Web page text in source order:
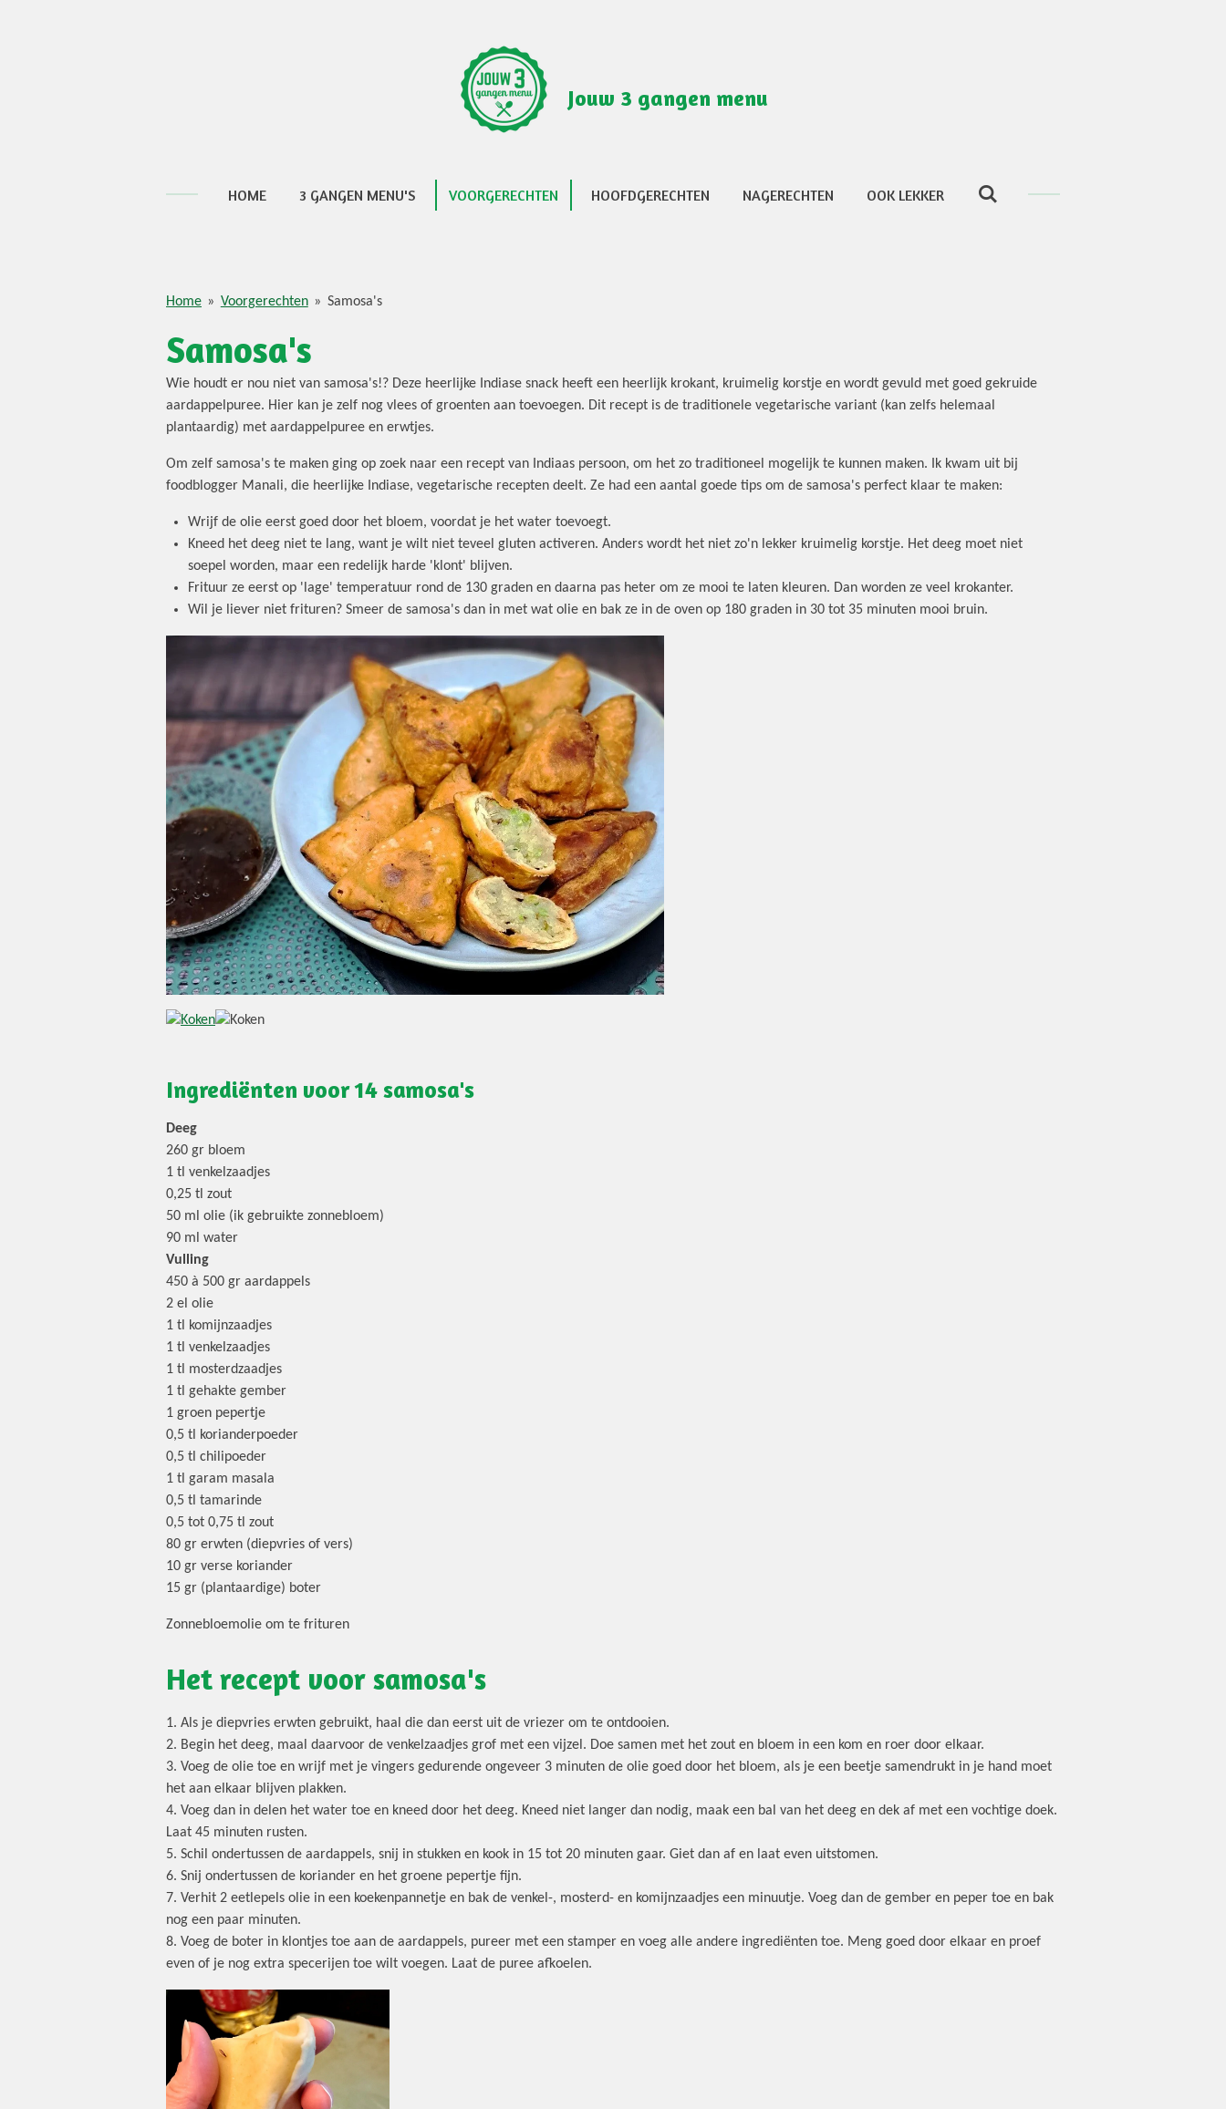
Jouw 3 gangen menu
HOME 3 GANGEN MENU'S VOORGERECHTEN HOOFDGERECHTEN NAGERECHTEN OOK LEKKER
Home » Voorgerechten » Samosa's
Samosa's
Wie houdt er nou niet van samosa's!? Deze heerlijke Indiase snack heeft een heerlijk krokant, kruimelig korstje en wordt gevuld met goed gekruide
aardappelpuree. Hier kan je zelf nog vlees of groenten aan toevoegen. Dit recept is de traditionele vegetarische variant (kan zelfs helemaal
plantaardig) met aardappelpuree en erwtjes.
Om zelf samosa's te maken ging op zoek naar een recept van Indiaas persoon, om het zo traditioneel mogelijk te kunnen maken. Ik kwam uit bij
foodblogger Manali, die heerlijke Indiase, vegetarische recepten deelt. Ze had een aantal goede tips om de samosa's perfect klaar te maken:
Wrijf de olie eerst goed door het bloem, voordat je het water toevoegt.
Kneed het deeg niet te lang, want je wilt niet teveel gluten activeren. Anders wordt het niet zo'n lekker kruimelig korstje. Het deeg moet niet
soepel worden, maar een redelijk harde 'klont' blijven.
Frituur ze eerst op 'lage' temperatuur rond de 130 graden en daarna pas heter om ze mooi te laten kleuren. Dan worden ze veel krokanter.
Wil je liever niet frituren? Smeer de samosa's dan in met wat olie en bak ze in de oven op 180 graden in 30 tot 35 minuten mooi bruin.
Ingrediënten voor 14 samosa's
Deeg
260 gr bloem
1 tl venkelzaadjes
0,25 tl zout
50 ml olie (ik gebruikte zonnebloem)
90 ml water
Vulling
450 à 500 gr aardappels
2 el olie
1 tl komijnzaadjes
1 tl venkelzaadjes
1 tl mosterdzaadjes
1 tl gehakte gember
1 groen pepertje
0,5 tl korianderpoeder
0,5 tl chilipoeder
1 tl garam masala
0,5 tl tamarinde
0,5 tot 0,75 tl zout
80 gr erwten (diepvries of vers)
10 gr verse koriander
15 gr (plantaardige) boter
Zonnebloemolie om te frituren
Het recept voor samosa's
1. Als je diepvries erwten gebruikt, haal die dan eerst uit de vriezer om te ontdooien.
2. Begin het deeg, maal daarvoor de venkelzaadjes grof met een vijzel. Doe samen met het zout en bloem in een kom en roer door elkaar.
3. Voeg de olie toe en wrijf met je vingers gedurende ongeveer 3 minuten de olie goed door het bloem, als je een beetje samendrukt in je hand moet
het aan elkaar blijven plakken.
4. Voeg dan in delen het water toe en kneed door het deeg. Kneed niet langer dan nodig, maak een bal van het deeg en dek af met een vochtige doek.
Laat 45 minuten rusten.
5. Schil ondertussen de aardappels, snij in stukken en kook in 15 tot 20 minuten gaar. Giet dan af en laat even uitstomen.
6. Snij ondertussen de koriander en het groene pepertje fijn.
7. Verhit 2 eetlepels olie in een koekenpannetje en bak de venkel-, mosterd- en komijnzaadjes een minuutje. Voeg dan de gember en peper toe en bak
nog een paar minuten.
8. Voeg de boter in klontjes toe aan de aardappels, pureer met een stamper en voeg alle andere ingrediënten toe. Meng goed door elkaar en proef
even of je nog extra specerijen toe wilt voegen. Laat de puree afkoelen.